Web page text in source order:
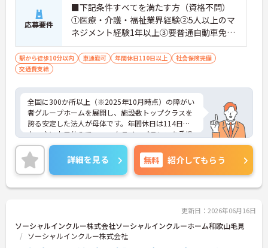
応募要件
■下記条件すべてを満たす方（資格不問）
①医療・介護・福祉業界経験②5人以上のマ
ネジメント経験1年以上③要普通自動車免許
（AT限定可）※介護業界に関する有資格者
（介護職員初任者研修、介護福祉士な
駅から徒歩10分以内 車通勤可 年間休日110日以上
社会保険完備
交通費支給
全国に300か所以上（※2025年10月時点）の障がい
者グループホームを展開し、施設数トップクラスを
誇る安定した法人が母体です。年間休日は114日以
上、主に土日休みで、ワークライフバランスを重視
した働き方が可能です。産前産後・育児休暇制度も
あり、子育て世代も安心して働ける環境が整ってい
ます。一般社員研修や外部勉強会受講支援制度など
を通じて着実にスキルアップもできます。チームを
まとめ、メンバーの成長を後押しすることにやりが
の職場です。ご興味のある方は詳細等をお伝えしま
すので、お気軽にお問い合わせください。
詳細を見る 無料 紹介してもらう
更新日：2026年06月16日
ソーシャルインクルー株式会社ソーシャルインクルーホーム和歌山毛見
ソーシャルインクルー株式会社